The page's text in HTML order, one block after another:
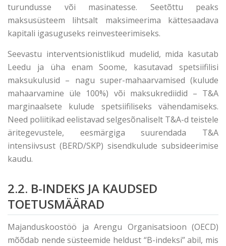
turundusse või masinatesse. Seetõttu peaks
maksusüsteem lihtsalt maksimeerima kättesaadava
kapitali igasuguseks reinvesteerimiseks.
Seevastu interventsionistlikud mudelid, mida kasutab
Leedu ja üha enam Soome, kasutavad spetsiifilisi
maksukulusid – nagu super-mahaarvamised (kulude
mahaarvamine üle 100%) või maksukrediidid – T&A
marginaalsete kulude spetsiifiliseks vähendamiseks.
Need poliitikad eelistavad selgesõnaliselt T&A-d teistele
äritegevustele, eesmärgiga suurendada T&A
intensiivsust (BERD/SKP) sisendkulude subsideerimise
kaudu.
2.2. B-INDEKS JA KAUDSED
TOETUSMÄÄRAD
Majanduskoostöö ja Arengu Organisatsioon (OECD)
mõõdab nende süsteemide heldust “B-indeksi” abil, mis